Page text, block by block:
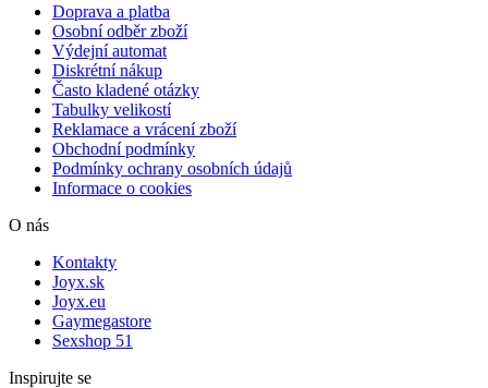
Doprava a platba
Osobní odběr zboží
Výdejní automat
Diskrétní nákup
Často kladené otázky
Tabulky velikostí
Reklamace a vrácení zboží
Obchodní podmínky
Podmínky ochrany osobních údajů
Informace o cookies
O nás
Kontakty
Joyx.sk
Joyx.eu
Gaymegastore
Sexshop 51
Inspirujte se